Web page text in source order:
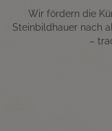
Wir fördern die
Steinbildhauer nach
–